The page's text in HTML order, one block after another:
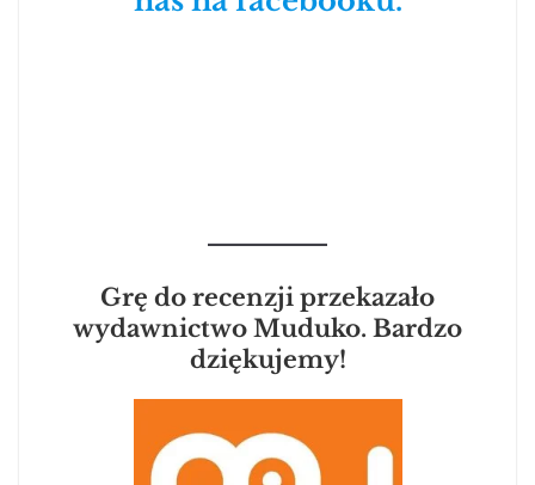
Grę do recenzji przekazało
wydawnictwo Muduko. Bardzo
dziękujemy!